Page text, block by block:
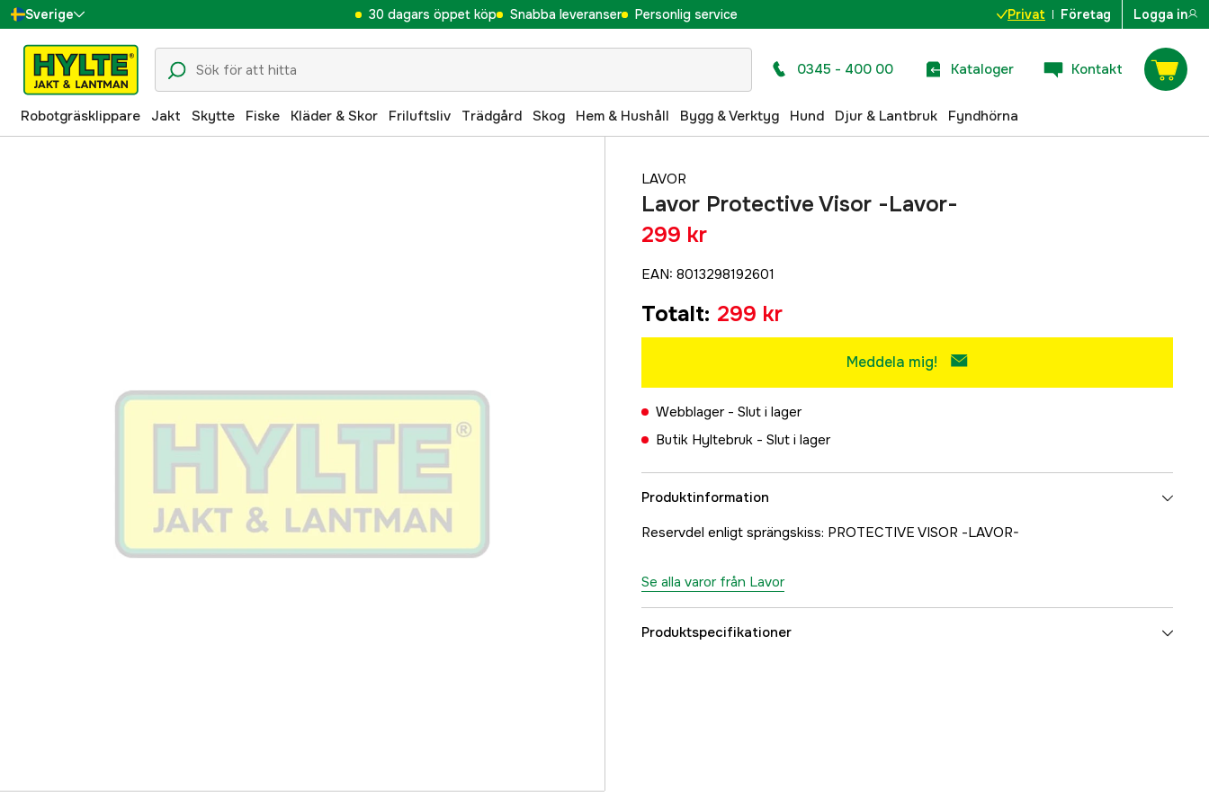
Sverige
Danmark
Suomi
Norge
30 dagars öppet köp Snabba leveranser Personlig service Privat Företag Logga in
0345 - 400 00 Kataloger Kontakt
Robotgräsklippare Jakt Skytte Fiske Kläder & Skor Friluftsliv Trädgård Skog Hem & Hushåll Bygg & Verktyg Hund Djur & Lantbruk Fyndhörna
LAVOR
Lavor Protective Visor -Lavor-
299 kr
EAN: 8013298192601
Totalt: 299 kr
Meddela mig!
Webblager - Slut i lager
Butik Hyltebruk - Slut i lager
Produktinformation
Reservdel enligt sprängskiss: PROTECTIVE VISOR -LAVOR-
Se alla varor från Lavor
Produktspecifikationer